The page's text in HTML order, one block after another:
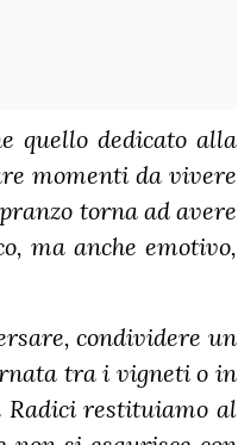
quello dedicato alla
momenti da vivere
torna ad avere
ma anche emotivo,
condividere un
tra i vigneti o in
restituiamo al